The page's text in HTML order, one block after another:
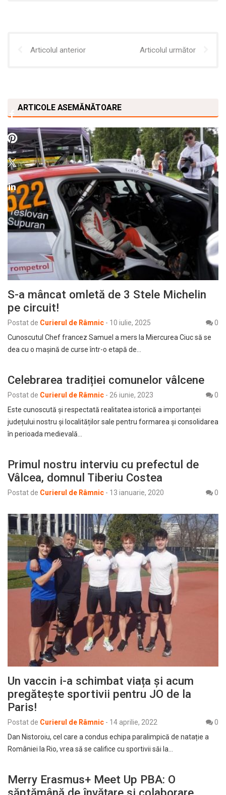
Articolul anterior Articolul următor
ARTICOLE ASEMĂNĂTOARE
S-a mâncat omletă de 3 Stele Michelin
pe circuit!
Postat de Curierul de Râmnic - 10 iulie, 2025
0
Cunoscutul Chef francez Samuel a mers la Miercurea Ciuc să se
dea cu o mașină de curse într-o etapă de…
Celebrarea tradiției comunelor vâlcene
Postat de Curierul de Râmnic - 26 iunie, 2023
0
Este cunoscută și respectată realitatea istorică a importanței
județului nostru și localităților sale pentru formarea și consolidarea
în perioada medievală…
Primul nostru interviu cu prefectul de
Vâlcea, domnul Tiberiu Costea
Postat de Curierul de Râmnic - 13 ianuarie, 2020 0
Un vaccin i-a schimbat viața și acum
pregătește sportivii pentru JO de la
Paris!
Postat de Curierul de Râmnic - 14 aprilie, 2022
0
Dan Nistoroiu, cel care a condus echipa paralimpică de natație a
României la Rio, vrea să se califice cu sportivii săi la…
Merry Erasmus+ Meet Up PBA: O
săptămână de învățare și colaborare